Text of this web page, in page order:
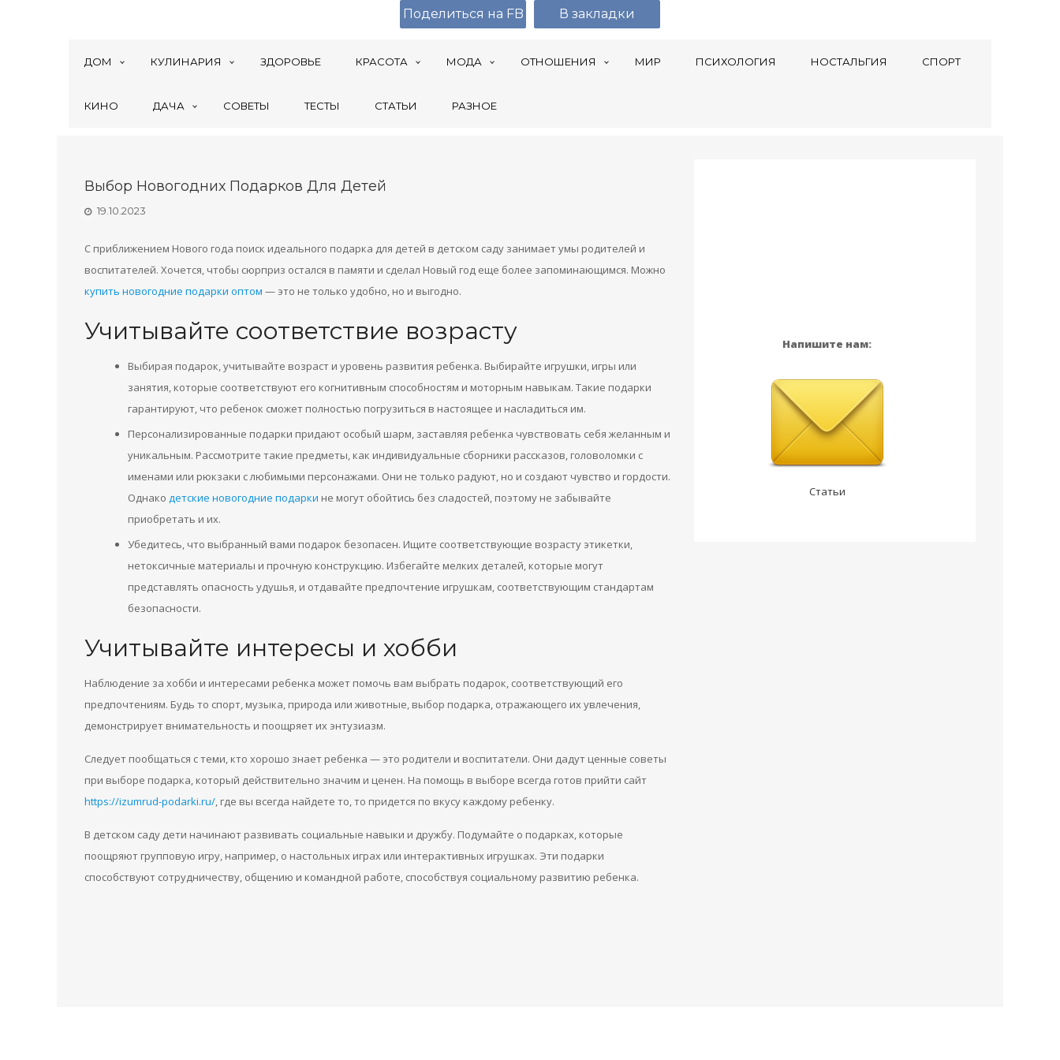
ДОМ КУЛИНАРИЯ ЗДОРОВЬЕ КРАСОТА МОДА ОТНОШЕНИЯ МИР ПСИХОЛОГИЯ НОСТАЛЬГИЯ СПОРТ
КИНО ДАЧА СОВЕТЫ ТЕСТЫ СТАТЬИ РАЗНОЕ
Выбор Новогодних Подарков Для Детей
19.10.2023
С приближением Нового года поиск идеального подарка для детей в детском саду занимает умы родителей и
воспитателей. Хочется, чтобы сюрприз остался в памяти и сделал Новый год еще более запоминающимся. Можно
купить новогодние подарки оптом — это не только удобно, но и выгодно.
Учитывайте соответствие возрасту
Выбирая подарок, учитывайте возраст и уровень развития ребенка. Выбирайте игрушки, игры или
занятия, которые соответствуют его когнитивным способностям и моторным навыкам. Такие подарки
гарантируют, что ребенок сможет полностью погрузиться в настоящее и насладиться им.
Персонализированные подарки придают особый шарм, заставляя ребенка чувствовать себя желанным и
уникальным. Рассмотрите такие предметы, как индивидуальные сборники рассказов, головоломки с
именами или рюкзаки с любимыми персонажами. Они не только радуют, но и создают чувство и гордости.
Однако детские новогодние подарки не могут обойтись без сладостей, поэтому не забывайте
приобретать и их.
Убедитесь, что выбранный вами подарок безопасен. Ищите соответствующие возрасту этикетки,
нетоксичные материалы и прочную конструкцию. Избегайте мелких деталей, которые могут
представлять опасность удушья, и отдавайте предпочтение игрушкам, соответствующим стандартам
безопасности.
Учитывайте интересы и хобби
Наблюдение за хобби и интересами ребенка может помочь вам выбрать подарок, соответствующий его
предпочтениям. Будь то спорт, музыка, природа или животные, выбор подарка, отражающего их увлечения,
демонстрирует внимательность и поощряет их энтузиазм.
Следует пообщаться с теми, кто хорошо знает ребенка — это родители и воспитатели. Они дадут ценные советы
при выборе подарка, который действительно значим и ценен. На помощь в выборе всегда готов прийти сайт
https://izumrud-podarki.ru/, где вы всегда найдете то, то придется по вкусу каждому ребенку.
В детском саду дети начинают развивать социальные навыки и дружбу. Подумайте о подарках, которые
поощряют групповую игру, например, о настольных играх или интерактивных игрушках. Эти подарки
способствуют сотрудничеству, общению и командной работе, способствуя социальному развитию ребенка.
Напишите нам:
Статьи
Поделиться на FB В закладки